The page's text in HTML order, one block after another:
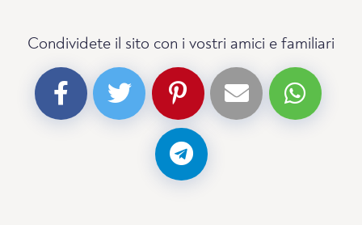
Condividete il sito con i vostri amici e familiari